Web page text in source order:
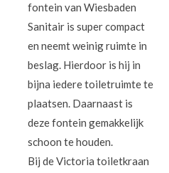
fontein van Wiesbaden
Sanitair is super compact
en neemt weinig ruimte in
beslag. Hierdoor is hij in
bijna iedere toiletruimte te
plaatsen. Daarnaast is
deze fontein gemakkelijk
schoon te houden.
Bij de Victoria toiletkraan